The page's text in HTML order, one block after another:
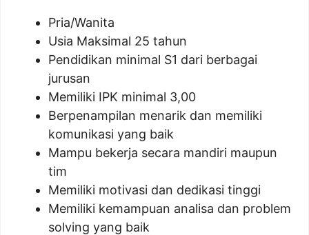
Pria/Wanita
Usia Maksimal 25 tahun
Pendidikan minimal S1 dari berbagai
jurusan
Memiliki IPK minimal 3,00
Berpenampilan menarik dan memiliki
komunikasi yang baik
Mampu bekerja secara mandiri maupun
tim
Memiliki motivasi dan dedikasi tinggi
Memiliki kemampuan analisa dan problem
solving yang baik